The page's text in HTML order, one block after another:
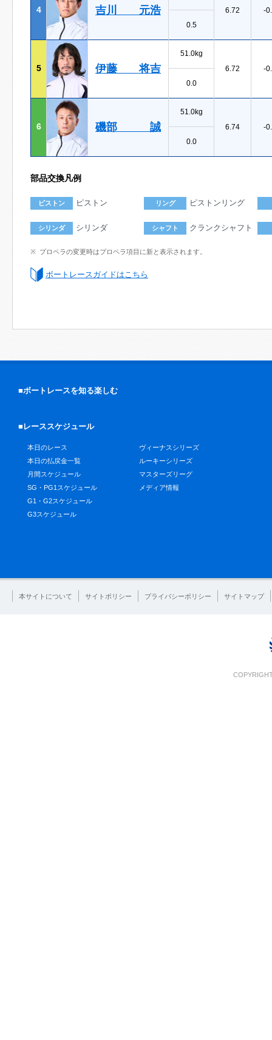
4 吉川 元浩
6.72
-
0.5
5 伊藤 将吉
51.0kg
6.72
-
0.0
6 磯部 誠
51.0kg
6.74
-
0.0
部品交換凡例
ピストン ピストン リング ピストンリング
シリンダ シリンダ シャフト クランクシャフト
プロペラの変更時はプロペラ項目に新と表示されます。
ボートレースガイドはこちら
■ボートレースを知る楽しむ
■レーススケジュール
本日のレース
本日の払戻金一覧
月間スケジュール
SG・PG1スケジュール
G1・G2スケジュール
G3スケジュール
ヴィーナスシリーズ
ルーキーシリーズ
マスターズリーグ
メディア情報
本サイトについて サイトポリシー プライバシーポリシー サイトマップ